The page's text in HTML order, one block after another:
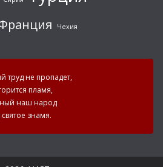
Чехия
труд не пропадет,
пламя,
наш народ
знамя.